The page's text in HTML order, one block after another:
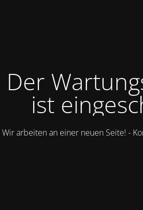
Der
ist
Wir arbeiten an einer neuen Seite! -